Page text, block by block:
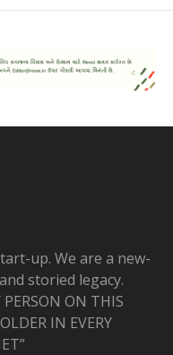
up. We are a new-
storied legacy.
PERSON ON THIS
IN EVERY